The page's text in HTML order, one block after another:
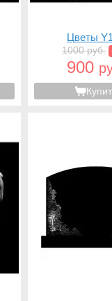
Цветы
1000 руб.
900